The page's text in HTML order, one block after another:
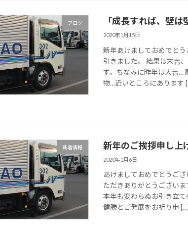
ブログ 「成長すれば、壁
2020年1月15日
新年あけましておめでと
引きました。 結果は末吉
す。ちなみに昨年は大吉…
物…近いところにあります
新着情報 新年のご挨拶申し上
2020年1月6日
あけましておめでとうご
ただきありがとうございま
本年も変わらぬお引き立
健勝とご発展をお祈り申